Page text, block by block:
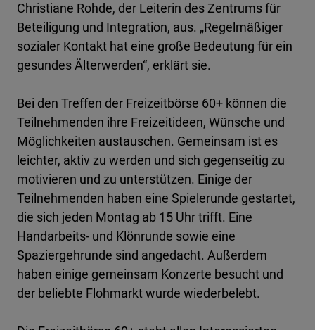
Christiane Rohde, der Leiterin des Zentrums für
Beteiligung und Integration, aus. „Regelmäßiger
sozialer Kontakt hat eine große Bedeutung für ein
gesundes Älterwerden“, erklärt sie.
Bei den Treffen der Freizeitbörse 60+ können die
Teilnehmenden ihre Freizeitideen, Wünsche und
Möglichkeiten austauschen. Gemeinsam ist es
leichter, aktiv zu werden und sich gegenseitig zu
motivieren und zu unterstützen. Einige der
Teilnehmenden haben eine Spielerunde gestartet,
die sich jeden Montag ab 15 Uhr trifft. Eine
Handarbeits- und Klönrunde sowie eine
Spaziergehrunde sind angedacht. Außerdem
haben einige gemeinsam Konzerte besucht und
der beliebte Flohmarkt wurde wiederbelebt.